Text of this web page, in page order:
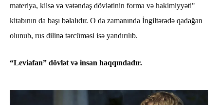
materiya, kilsə və vətəndaş dövlətinin forma və hakimiyyəti"
kitabının da başı bəlalıdır. O da zamanında İngiltərədə qadağan
olunub, rus dilinə tərcüməsi isə yandırılıb.
“Leviafan” dövlət və insan haqqındadır.